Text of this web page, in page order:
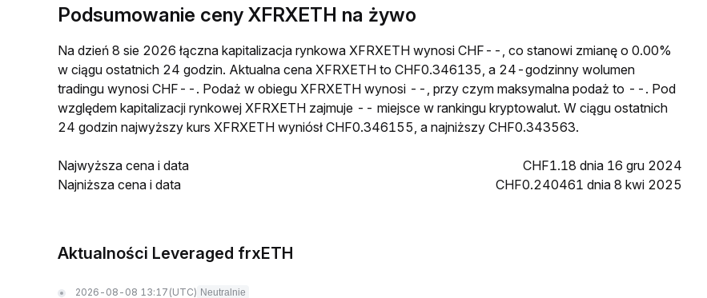
Podsumowanie ceny XFRXETH na żywo
Na dzień 8 sie 2026 łączna kapitalizacja rynkowa XFRXETH wynosi CHF--, co stanowi zmianę o 0.00%
w ciągu ostatnich 24 godzin. Aktualna cena XFRXETH to CHF0.346135, a 24-godzinny wolumen
tradingu wynosi CHF--. Podaż w obiegu XFRXETH wynosi --, przy czym maksymalna podaż to --. Pod
względem kapitalizacji rynkowej XFRXETH zajmuje -- miejsce w rankingu kryptowalut. W ciągu ostatnich
24 godzin najwyższy kurs XFRXETH wyniósł CHF0.346155, a najniższy CHF0.343563.
Najwyższa cena i data
CHF1.18 dnia 16 gru 2024
Najniższa cena i data
CHF0.240461 dnia 8 kwi 2025
Aktualności Leveraged frxETH
2026-08-08 13:17 (UTC) Neutralnie